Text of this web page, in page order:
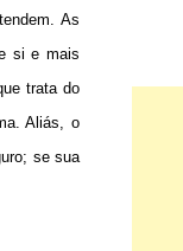
As
si e mais
trata do
Aliás, o
se sua